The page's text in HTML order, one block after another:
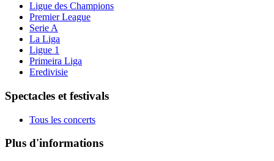
Ligue des Champions
Premier League
Serie A
La Liga
Ligue 1
Primeira Liga
Eredivisie
Spectacles et festivals
Tous les concerts
Plus d'informations